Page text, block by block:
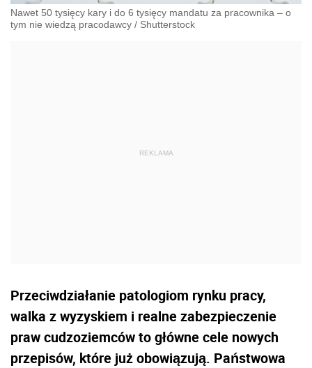
Nawet 50 tysięcy kary i do 6 tysięcy mandatu za pracownika – o
tym nie wiedzą pracodawcy / Shutterstock
Przeciwdziałanie patologiom rynku pracy,
walka z wyzyskiem i realne zabezpieczenie
praw cudzoziemców to główne cele nowych
przepisów, które już obowiązują. Państwowa